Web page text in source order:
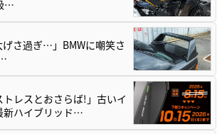
…
げさ過ぎ…」BMWに嘲笑さ
トレスとおさらば!」古いイ
新ハイブリッド…